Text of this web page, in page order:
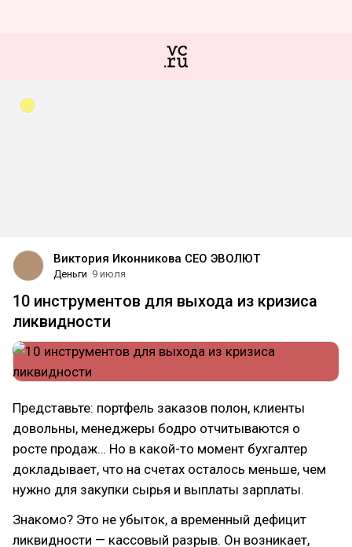
Виктория Иконникова CEO ЭВОЛЮТ
Деньги 9 июля
10 инструментов для выхода из кризиса
ликвидности
Представьте: портфель заказов полон, клиенты
довольны, менеджеры бодро отчитываются о
росте продаж… Но в какой-то момент бухгалтер
докладывает, что на счетах осталось меньше, чем
нужно для закупки сырья и выплаты зарплаты.
Знакомо? Это не убыток, а временный дефицит
ликвидности — кассовый разрыв. Он возникает,